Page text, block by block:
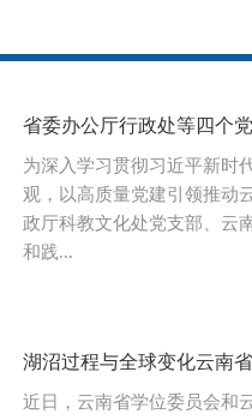
省委办公厅行政处等四个
为深入学习贯彻习近平新时
观，以高质量党建引领推动
政厅科教文化处党支部、云
和践...
湖沼过程与全球变化云南
近日，云南省学位委员会和